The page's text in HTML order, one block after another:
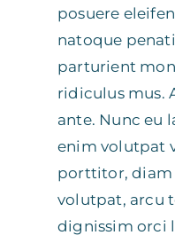
posuere
natoque
parturient
ridiculus mus.
ante. Nunc eu
enim volutpat
porttitor, diam
volutpat, arcu
dignissim orci